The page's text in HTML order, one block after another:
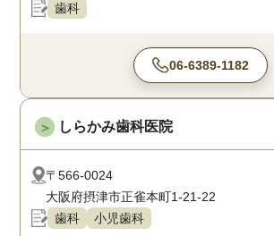
歯科
06-6389-1182
＞ しらかみ歯科医院
〒566-0024
大阪府摂津市正雀本町1-21-22
歯科
小児歯科